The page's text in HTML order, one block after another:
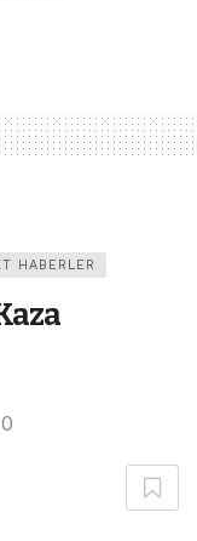
HABERLER
0